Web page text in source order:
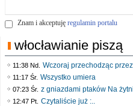
Znam i akceptuję regulamin portalu
włocławianie piszą
11:38 Nd. Wczoraj przechodząc
11:17 Śr. Wszystko umiera
07:23 Śr. z gniazdami ptaków Na
12:47 Pt. Czytaliście już :..